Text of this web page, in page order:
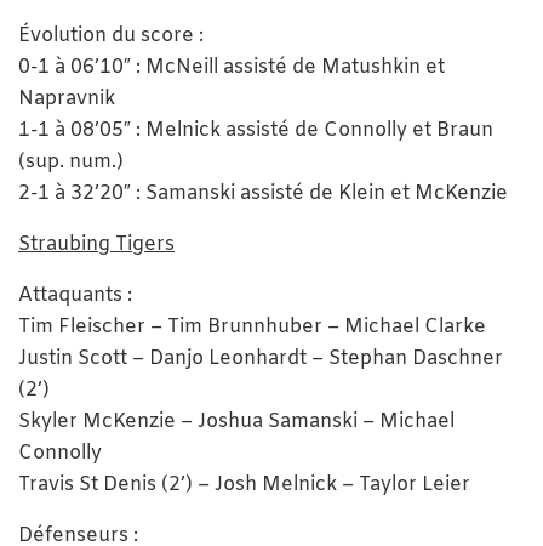
Évolution du score :
0-1 à 06’10″ : McNeill assisté de Matushkin et
Napravnik
1-1 à 08’05″ : Melnick assisté de Connolly et Braun
(sup. num.)
2-1 à 32’20″ : Samanski assisté de Klein et McKenzie
Straubing Tigers
Attaquants :
Tim Fleischer – Tim Brunnhuber – Michael Clarke
Justin Scott – Danjo Leonhardt – Stephan Daschner
(2’)
Skyler McKenzie – Joshua Samanski – Michael
Connolly
Travis St Denis (2’) – Josh Melnick – Taylor Leier
Défenseurs :